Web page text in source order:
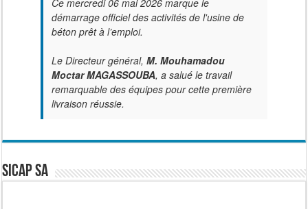
démarrage officiel des activités de l'usine de
béton prêt à l’emploi.
Le Directeur général, M. Mouhamadou
Moctar MAGASSOUBA, a salué le travail
remarquable des équipes pour cette première
livraison réussie.
SICAP SA